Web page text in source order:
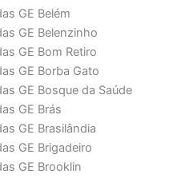
GE Belém
GE Belenzinho
GE Bom Retiro
GE Borba Gato
GE Bosque da Saúde
GE Brás
GE Brasilândia
GE Brigadeiro
GE Brooklin